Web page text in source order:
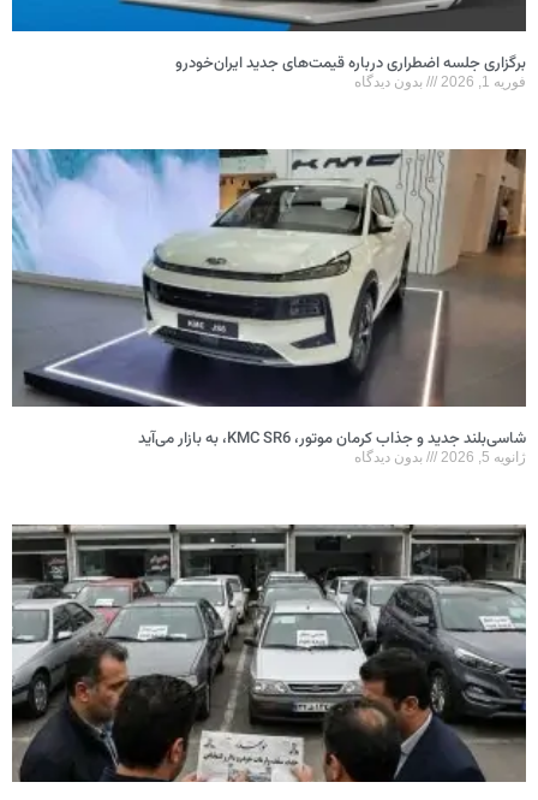
برگزاری جلسه اضطراری درباره قیمت‌های جدید ایران‌خودرو
فوریه 1, 2026 بدون دیدگاه
شاسی‌بلند جدید و جذاب کرمان موتور، KMC SR6، به بازار می‌آید
ژانویه 5, 2026 بدون دیدگاه